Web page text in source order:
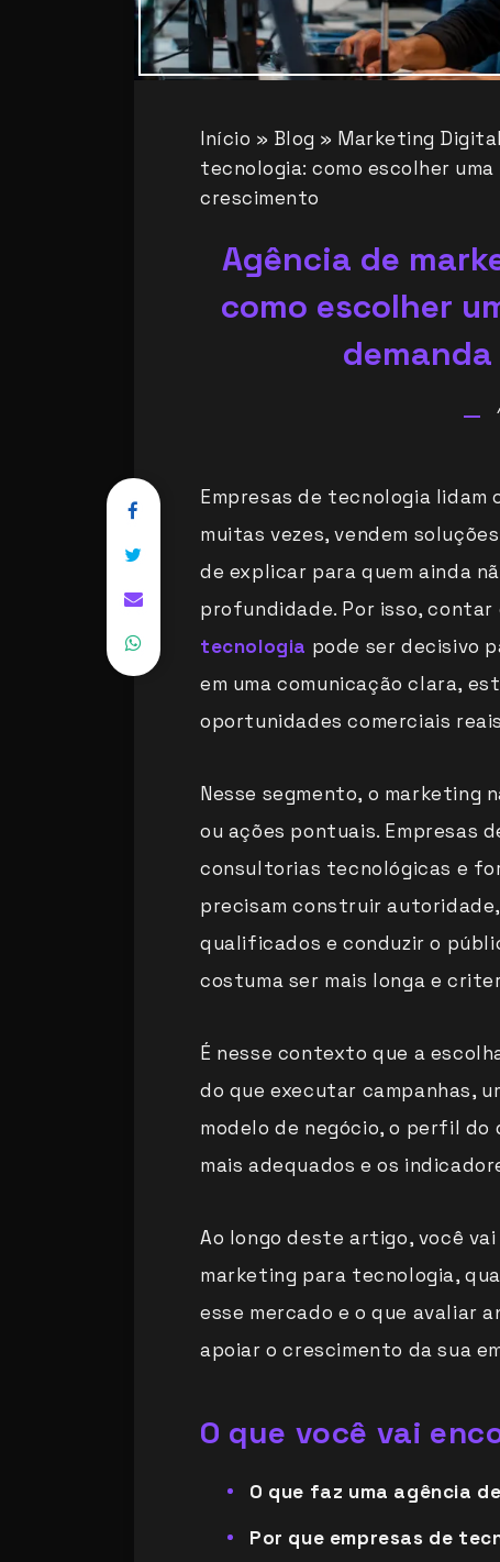
Início » Blog » Marketing Digital
tecnologia: como escolher
crescimento
Agência de
como escolher
Empresas de tecnologia
muitas vezes, vendem
de explicar para quem ainda
profundidade. Por isso, contar
tecnologia pode ser decisivo
em uma comunicação clara,
oportunidades comerciais
Nesse segmento, o marketing
ou ações pontuais. Empresas
consultorias tecnológicas e
precisam construir
qualificados e conduzir o
costuma ser mais longa e
É nesse contexto que a
do que executar campanhas,
modelo de negócio, o perfil do
mais adequados e os
Ao longo deste artigo, você
marketing para tecnologia,
esse mercado e o que avaliar
apoiar o crescimento da sua
O que você vai
O que faz uma agência
Por que empresas de